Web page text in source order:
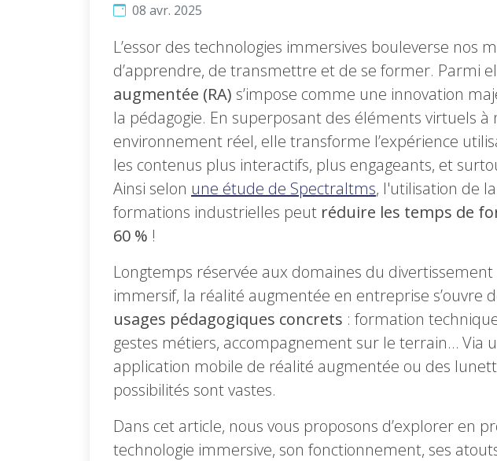
08 avr. 2025
L’essor des technologies immersives bouleverse nos
d’apprendre, de transmettre et de se former. Parmi
augmentée (RA) s’impose comme une innovation
la pédagogie. En superposant des éléments virtuels à
environnement réel, elle transforme l’expérience
les contenus plus interactifs, plus engageants, et
Ainsi selon une étude de Spectraltms, l'utilisation de
formations industrielles peut réduire les temps de
60 % !
Longtemps réservée aux domaines du
immersif, la réalité augmentée en entreprise s’ouvre
usages pédagogiques concrets : formation
gestes métiers, accompagnement sur le terrain… Via
application mobile de réalité augmentée ou des
possibilités sont vastes.
Dans cet article, nous vous proposons d’explorer en
technologie immersive, son fonctionnement, ses